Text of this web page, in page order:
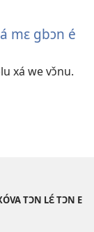
mɛ gbɔn é
xá we vɔ̌nu.
TƆN LƐ́ TƆN E